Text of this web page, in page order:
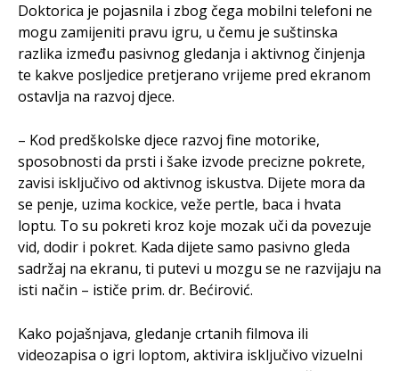
Doktorica je pojasnila i zbog čega mobilni telefoni ne
mogu zamijeniti pravu igru, u čemu je suštinska
razlika između pasivnog gledanja i aktivnog činjenja
te kakve posljedice pretjerano vrijeme pred ekranom
ostavlja na razvoj djece.
– Kod predškolske djece razvoj fine motorike,
sposobnosti da prsti i šake izvode precizne pokrete,
zavisi isključivo od aktivnog iskustva. Dijete mora da
se penje, uzima kockice, veže pertle, baca i hvata
loptu. To su pokreti kroz koje mozak uči da povezuje
vid, dodir i pokret. Kada dijete samo pasivno gleda
sadržaj na ekranu, ti putevi u mozgu se ne razvijaju na
isti način – ističe prim. dr. Bećirović.
Kako pojašnjava, gledanje crtanih filmova ili
videozapisa o igri loptom, aktivira isključivo vizuelni